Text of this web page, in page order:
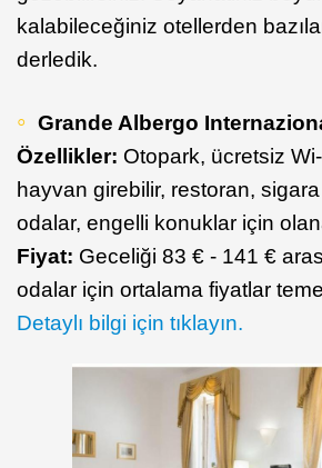
kalabileceğiniz otellerden
derledik.
Grande Albergo
Özellikler: Otopark, ücretsiz
hayvan girebilir, restoran,
odalar, engelli konuklar için
Fiyat: Geceliği 83 € - 141 €
odalar için ortalama fiyatlar temel
Detaylı bilgi için tıklayın.